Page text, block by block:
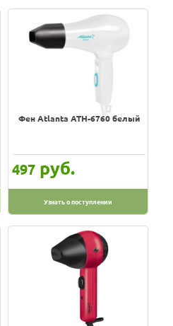
Фен Atlanta ATH-6760 белый
497 руб.
Узнать о поступлении